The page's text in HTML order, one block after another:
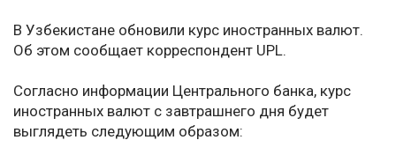
В Узбекистане обновили курс иностранных валют.
Об этом сообщает корреспондент UPL.
Согласно информации Центрального банка, курс
иностранных валют с завтрашнего дня будет
выглядеть следующим образом: